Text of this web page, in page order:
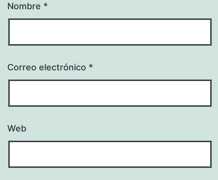
Nombre *
Correo electrónico *
Web